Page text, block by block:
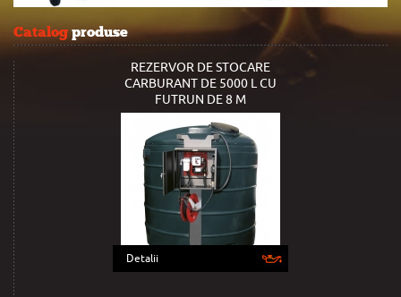
Catalog produse
REZERVOR DE STOCARE
CARBURANT DE 5000 L CU
FUTRUN DE 8 M
Detalii